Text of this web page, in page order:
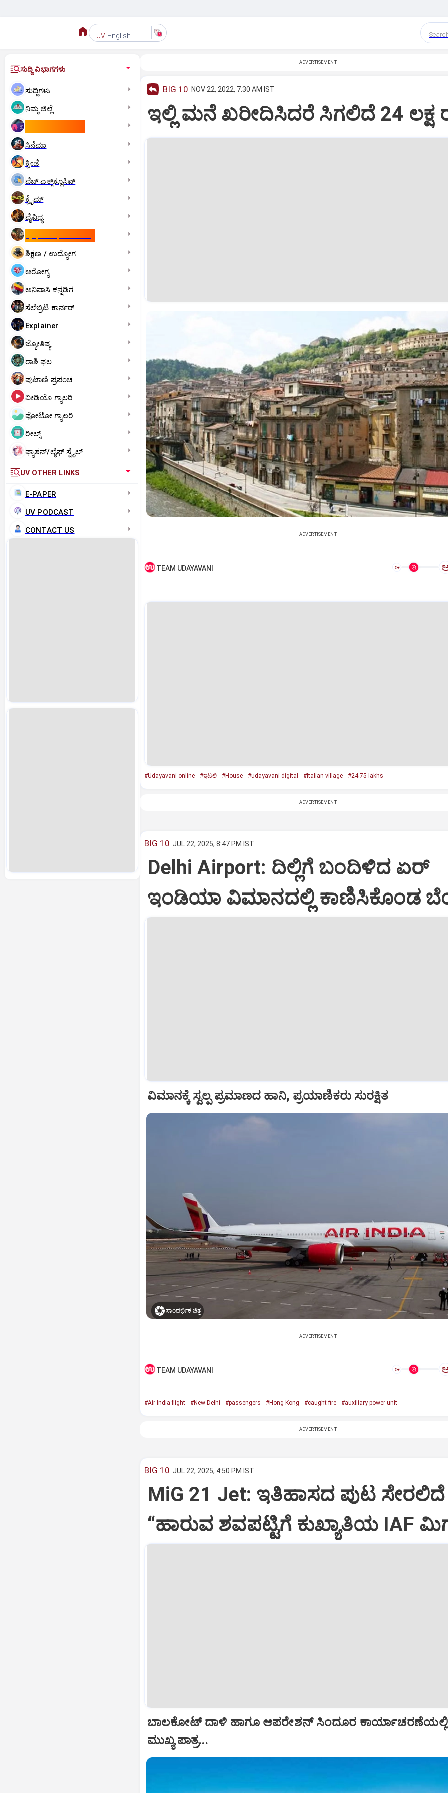
UV English
ಸುದ್ದಿ ವಿಭಾಗಗಳು
ಸುದ್ದಿಗಳು
ನಿಮ್ಮ ಜಿಲ್ಲೆ
ಸಿನೆಮಾ
ಕ್ರೀಡೆ
ವೆಬ್ ಎಕ್ಸ್‌ಕ್ಲೂಸಿವ್
ಕ್ರೈಮ್
ವೈವಿಧ್ಯ
ಶಿಕ್ಷಣ / ಉದ್ಯೋಗ
ಆರೋಗ್ಯ
ಅನಿವಾಸಿ ಕನ್ನಡಿಗ
ಸೆಲೆಬ್ರಿಟಿ ಕಾರ್ನರ್‌
Explainer
ಜ್ಯೋತಿಷ್ಯ
ರಾಶಿ ಫಲ
ಪುಟಾಣಿ ಪ್ರಪಂಚ
ವೀಡಿಯೊ ಗ್ಯಾಲರಿ
ಫೋಟೋ ಗ್ಯಾಲರಿ
ರೀಲ್ಸ್
ಫ್ಯಾಶನ್/ಲೈಫ್‌ ಸ್ಟೈಲ್
UV OTHER LINKS
E-PAPER
UV PODCAST
CONTACT US
ADVERTISEMENT
BIG 10 NOV 22, 2022, 7:30 AM IST
ಇಲ್ಲಿ ಮನೆ ಖರೀದಿಸಿದರೆ ಸಿಗಲಿದೆ 24 ಲಕ್ಷ
ADVERTISEMENT
TEAM UDAYAVANI ಅ
#Udayavani online #ಇಟಲಿ #House #udayavani digital #Italian village #24.75 lakhs
ADVERTISEMENT
BIG 10 JUL 22, 2025, 8:47 PM IST
Delhi Airport: ದಿಲ್ಲಿಗೆ ಬಂದಿಳಿದ ಏರ್‌
ಇಂಡಿಯಾ ವಿಮಾನದಲ್ಲಿ ಕಾಣಿಸಿಕೊಂಡ
ವಿಮಾನಕ್ಕೆ ಸ್ವಲ್ಪ ಪ್ರಮಾಣದ ಹಾನಿ, ಪ್ರಯಾಣಿಕರು ಸುರಕ್ಷಿತ
ಸಾಂದರ್ಭಿಕ ಚಿತ್ರ
ADVERTISEMENT
TEAM UDAYAVANI ಅ
#Air India flight #New Delhi #passengers #Hong Kong #caught fire #auxiliary power unit
ADVERTISEMENT
BIG 10 JUL 22, 2025, 4:50 PM IST
MiG 21 Jet: ಇತಿಹಾಸದ ಪುಟ ಸೇರಲಿದೆ
“ಹಾರುವ ಶವಪಟ್ಟಿಗೆ ಕುಖ್ಯಾತಿಯ IAF
ಬಾಲಕೋಟ್‌ ದಾಳಿ ಹಾಗೂ ಆಪರೇಶನ್‌ ಸಿಂದೂರ ಕಾರ್ಯಾಚರಣೆಯಲ್ಲಿ
ಮುಖ್ಯ ಪಾತ್ರ...